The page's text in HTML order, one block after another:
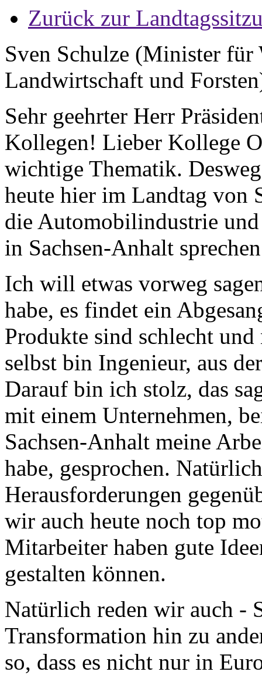
Zurück zur
Sven Schulze (Minister für
Landwirtschaft und
Sehr geehrter Herr
Kollegen! Lieber Kollege
wichtige Thematik.
heute hier im Landtag von
die Automobilindustrie
in Sachsen-Anhalt
Ich will etwas vorweg
habe, es findet ein
Produkte sind schlecht
selbst bin Ingenieur, aus
Darauf bin ich stolz, das
mit einem Unternehmen,
Sachsen-Anhalt meine
habe, gesprochen.
Herausforderungen
wir auch heute noch top
Mitarbeiter haben gute
gestalten können.
Natürlich reden wir auch -
Transformation hin zu
so, dass es nicht nur in